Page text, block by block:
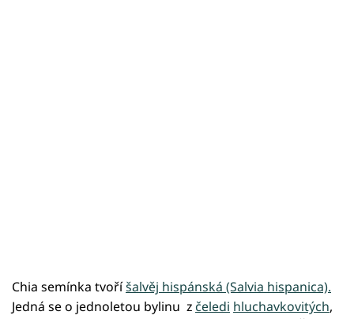
Chia semínka tvoříšalvěj hispánská (Salvia hispanica).
Jedná se o jednoletou bylinu z čeledi hluchavkovitých,